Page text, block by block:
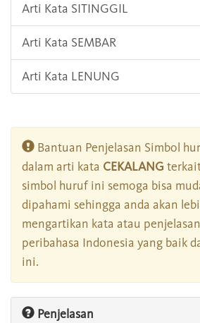
Arti Kata SITINGGIL
Arti Kata SEMBAR
Arti Kata LENUNG
Bantuan Penjelasan Simbol
dalam arti kata CEKALANG
simbol huruf ini semoga bisa
dipahami sehingga anda akan
mengartikan kata atau
peribahasa Indonesia yang baik
ini.
Penjelasan